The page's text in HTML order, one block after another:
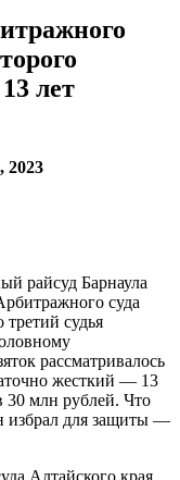
лет
2023
райсуд Барнаула
суда
судья
рассматривалось
жесткий — 13
30 млн рублей. Что
избрал для защиты —